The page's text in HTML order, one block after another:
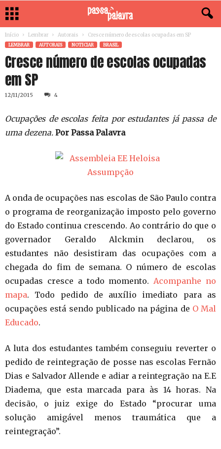
Início Lembrar Autorais Cresce número de escolas ocupadas em SP
LEMBRAR AUTORAIS NOTICIAR BRASIL
Cresce número de escolas ocupadas
em SP
12/11/2015 4
Ocupações de escolas feita por estudantes já passa de
uma dezena. Por Passa Palavra
A onda de ocupações nas escolas de São Paulo contra
o programa de reorganização imposto pelo governo
do Estado continua crescendo. Ao contrário do que o
governador Geraldo Alckmin declarou, os
estudantes não desistiram das ocupações com a
chegada do fim de semana. O número de escolas
ocupadas cresce a todo momento.Acompanhe no
mapa. Todo pedido de auxílio imediato para as
ocupações está sendo publicado na página de O Mal
Educado.
A luta dos estudantes também conseguiu reverter o
pedido de reintegração de posse nas escolas Fernão
Dias e Salvador Allende e adiar a reintegração na E.E
Diadema, que esta marcada para às 14 horas. Na
decisão, o juiz exige do Estado “procurar uma
solução amigável menos traumática que a
reintegração”.